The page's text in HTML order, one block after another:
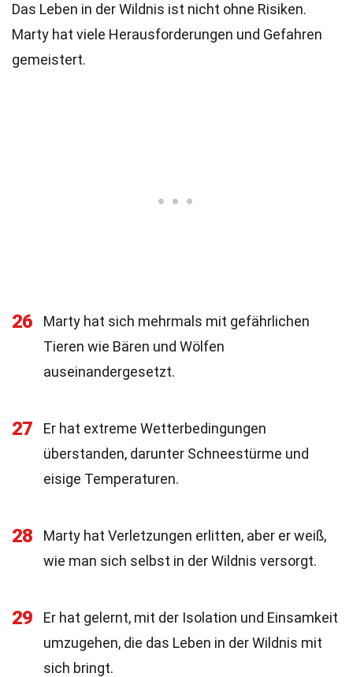
Das Leben in der Wildnis ist nicht ohne Risiken.
Marty hat viele Herausforderungen und Gefahren
gemeistert.
26
Marty hat sich mehrmals mit gefährlichen
Tieren wie Bären und Wölfen
auseinandergesetzt.
27
Er hat extreme Wetterbedingungen
überstanden, darunter Schneestürme und
eisige Temperaturen.
28
Marty hat Verletzungen erlitten, aber er weiß,
wie man sich selbst in der Wildnis versorgt.
29
Er hat gelernt, mit der Isolation und Einsamkeit
umzugehen, die das Leben in der Wildnis mit
sich bringt.